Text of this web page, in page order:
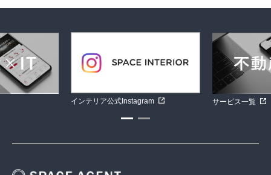
インテリア公式Instagram サービス一覧